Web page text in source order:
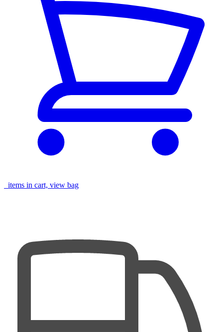
items in cart, view bag